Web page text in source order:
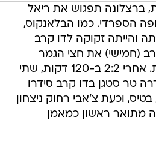
ברצלונה תפגוש את ריאל
הספרדי. כמו הבלאנקוס,
והייתה זקוקה לדו קרב
(חמישי) את חצי הגמר
שנערך בערב הסעודית. אחרי 2:2 ב-120 דקות, שתי
טר סטגן בדו קרב סידרו
בטיס, וכעת צ'אבי רחוק ניצחון
מתואר ראשון כמאמן